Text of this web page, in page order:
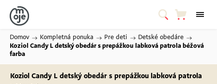
Domov / Kompletná ponuka / Pre deti / Detské obedáre /
Koziol Candy L detský obedár s prepážkou labková patrola béžová
farba
Koziol Candy L detský obedár s prepážkou labková patrola